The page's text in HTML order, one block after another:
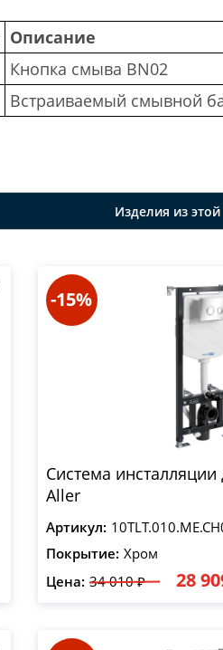
Описание
Кнопка смыва BN02
Встраиваемый смывной
Изделия из
-15%
Система инсталляции
Aller
Артикул:
Покрытие: Хром
Цена: 34 010 ₽ 28